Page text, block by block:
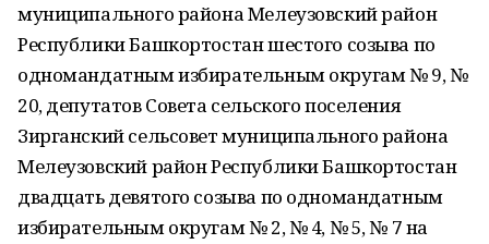
муниципального района Мелеузовский район
Республики Башкортостан шестого созыва по
одномандатным избирательным округам № 9, №
20, депутатов Совета сельского поселения
Зирганский сельсовет муниципального района
Мелеузовский район Республики Башкортостан
двадцать девятого созыва по одномандатным
избирательным округам № 2, № 4, № 5, № 7 на